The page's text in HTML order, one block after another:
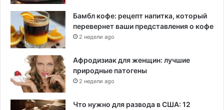
Бамбл кофе: рецепт напитка, который
перевернет ваши представления о кофе
2 недели ago
Афродизиак для женщин: лучшие
природные патогены
2 недели ago
Что нужно для развода в США: 12